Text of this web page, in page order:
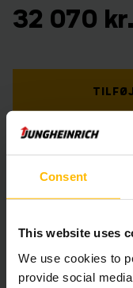
Consent
This website uses
We use cookies to
provide social
32 070 kr.
HAR DU BRUG
HER.
Alle priser er ekskl.